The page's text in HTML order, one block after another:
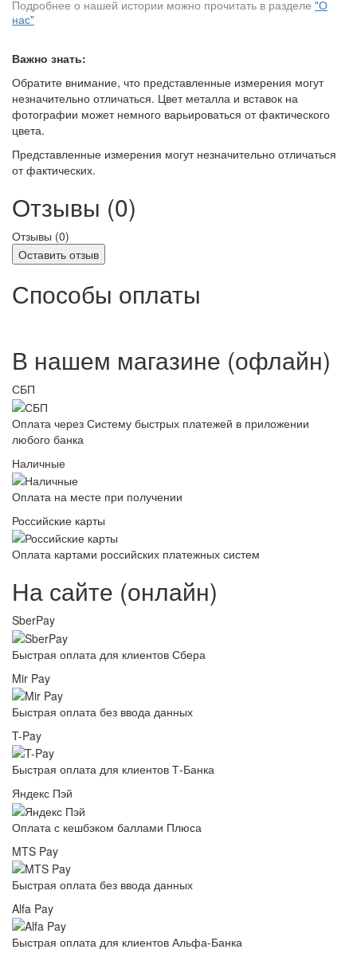
Подробнее о нашей истории можно прочитать в разделе "О
нас"
Важно знать:
Обратите внимание, что представленные измерения могут
незначительно отличаться. Цвет металла и вставок на
фотографии может немного варьироваться от фактического
цвета.
Представленные измерения могут незначительно отличаться
от фактических.
Отзывы (0)
Отзывы (0)
Оставить отзыв
Способы оплаты
В нашем магазине (офлайн)
СБП
Оплата через Систему быстрых платежей в приложении
любого банка
Наличные
Оплата на месте при получении
Российские карты
Оплата картами российских платежных систем
На сайте (онлайн)
SberPay
Быстрая оплата для клиентов Сбера
Mir Pay
Быстрая оплата без ввода данных
T-Pay
Быстрая оплата для клиентов Т-Банка
Яндекс Пэй
Оплата с кешбэком баллами Плюса
MTS Pay
Быстрая оплата без ввода данных
Alfa Pay
Быстрая оплата для клиентов Альфа-Банка